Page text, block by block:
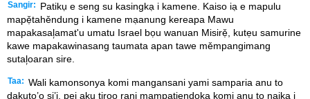
Sangir:
Patikụ e seng su kasingkạ i kamene. Kaiso iạ e mapulu
mapẹ̌tahěndung i kamene mạanung kereapa Mawu
mapakasal᷊amat'u umatu Israel bọu wanuan Misirẹ̌, kutẹu samurine
kawe mapakawinasang taumata apan tawe měmpangimang
sutal᷊oaran sire.
Taa: Wali kamonsonya komi mangansani yami samparia anu to
dakuto’o si’i, pei aku tiroo rani mampatiendoka komi anu to naika i